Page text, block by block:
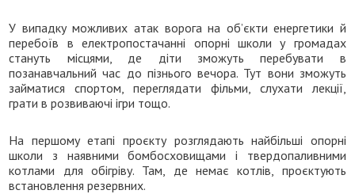
У випадку можливих атак ворога на обʼєкти енергетики й
перебоїв в електропостачанні опорні школи у громадах
стануть місцями, де діти зможуть перебувати в
позанавчальний час до пізнього вечора. Тут вони зможуть
займатися спортом, переглядати фільми, слухати лекції,
грати в розвиваючі ігри тощо.
На першому етапі проєкту розглядають найбільші опорні
школи з наявними бомбосховищами і твердопаливними
котлами для обігріву. Там, де немає котлів, проєктують
встановлення резервних.